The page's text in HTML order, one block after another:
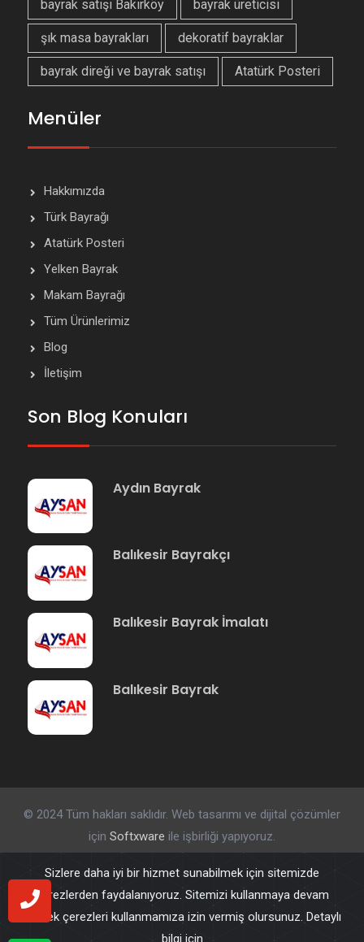
bayrak satışı Bakırköy bayrak üreticisi
şık masa bayrakları dekoratif bayraklar
bayrak direği ve bayrak satışı Atatürk Posteri
Menüler
Hakkımızda
Türk Bayrağı
Atatürk Posteri
Yelken Bayrak
Makam Bayrağı
Tüm Ürünlerimiz
Blog
İletişim
Son Blog Konuları
Aydın Bayrak
Balıkesir Bayrakçı
Balıkesir Bayrak İmalatı
Balıkesir Bayrak
© 2024 Tüm hakları saklıdır. Web tasarımı ve dijital çözümler
için Softxware ile işbirliği yapıyoruz.
Sizlere daha iyi bir hizmet sunabilmek için sitemizde
çerezlerden faydalanıyoruz. Sitemizi kullanmaya devam
ederek çerezleri kullanmamıza izin vermiş olursunuz. Detaylı
bilgi için